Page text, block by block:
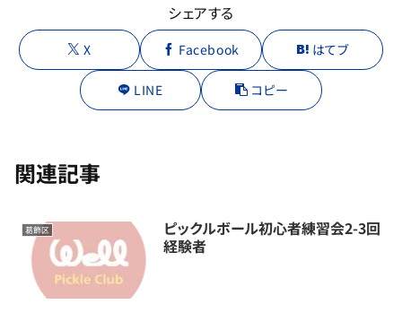
シェアする
X Facebook はてブ
LINE コピー
関連記事
葛飾区
ピックルボール初心者練習会2-3回
経験者